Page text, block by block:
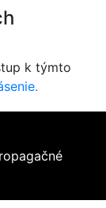
k týmto